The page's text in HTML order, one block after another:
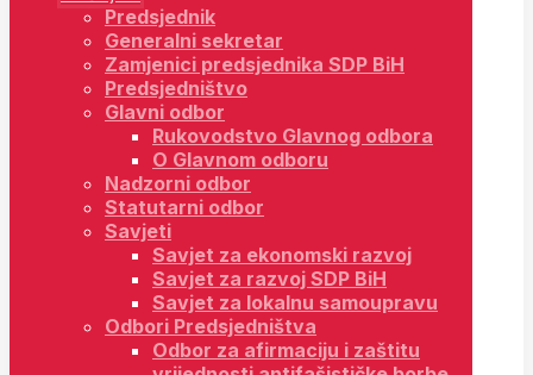
Predsjednik
Generalni sekretar
Zamjenici predsjednika SDP BiH
Predsjedništvo
Glavni odbor
Rukovodstvo Glavnog odbora
O Glavnom odboru
Nadzorni odbor
Statutarni odbor
Savjeti
Savjet za ekonomski razvoj
Savjet za razvoj SDP BiH
Savjet za lokalnu samoupravu
Odbori Predsjedništva
Odbor za afirmaciju i zaštitu